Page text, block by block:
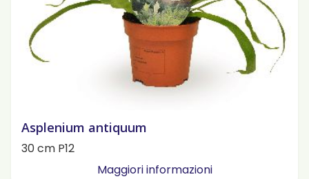
Asplenium antiquum
30 cm P12
Maggiori informazioni